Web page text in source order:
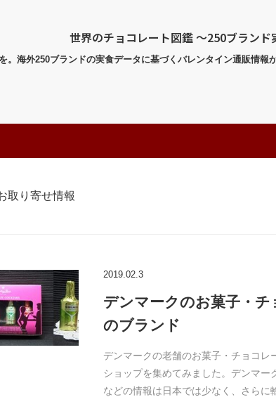
世界のチョコレート図鑑 〜250ブラン
。海外250ブランドの実食データに基づくバレンタイン通販情
取り寄せ情報
2019.02.3
デンマークのお菓子・チ
のブランド
デンマークの老舗のお菓子・チョコレ
ショップを集めてみました。デンマー
などの情報は日本では少なく、さらに